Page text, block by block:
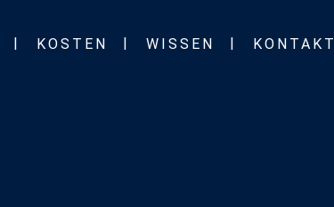
KOSTEN WISSEN KONTAKT